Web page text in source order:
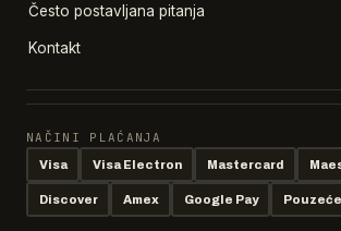
Često postavljana pitanja
Kontakt
NAČINI PLAĆANJA
Visa Visa Electron Mastercard
Discover Amex Google Pay